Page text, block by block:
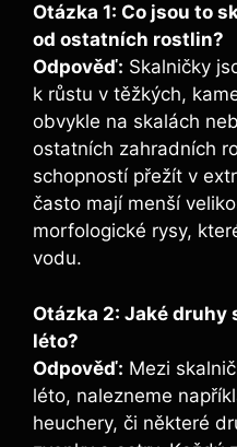
Otázka 1: Co jsou to
od ostatních rostlin?
Odpověď: Skalničky
k růstu v těžkých,
obvykle na skalách
ostatních zahradních
schopností přežít v
často mají menší
morfologické rysy,
vodu.
Otázka 2: Jaké druhy
léto?
Odpověď: Mezi
léto, nalezneme
heuchery, či některé